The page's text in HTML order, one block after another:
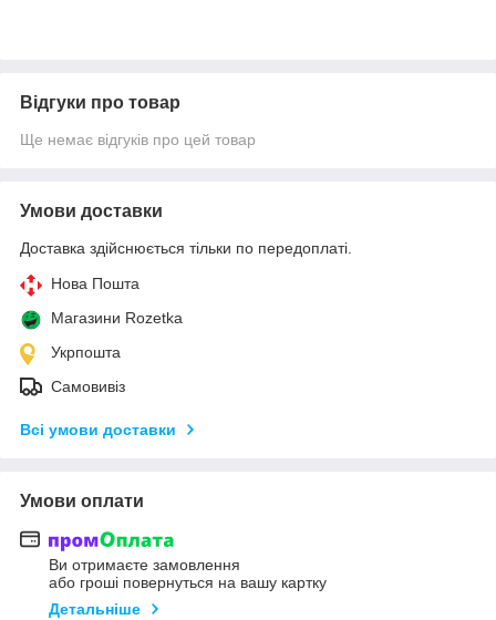
Відгуки про товар
Ще немає відгуків про цей товар
Умови доставки
Доставка здійснюється тільки по передоплаті.
Нова Пошта
Магазини Rozetka
Укрпошта
Самовивіз
Всі умови доставки
Умови оплати
Ви отримаєте замовлення
або гроші повернуться на вашу картку
Детальніше